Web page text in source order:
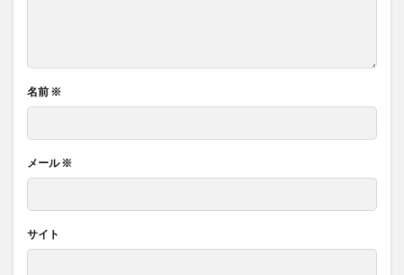
名前 ※
メール※
サイト